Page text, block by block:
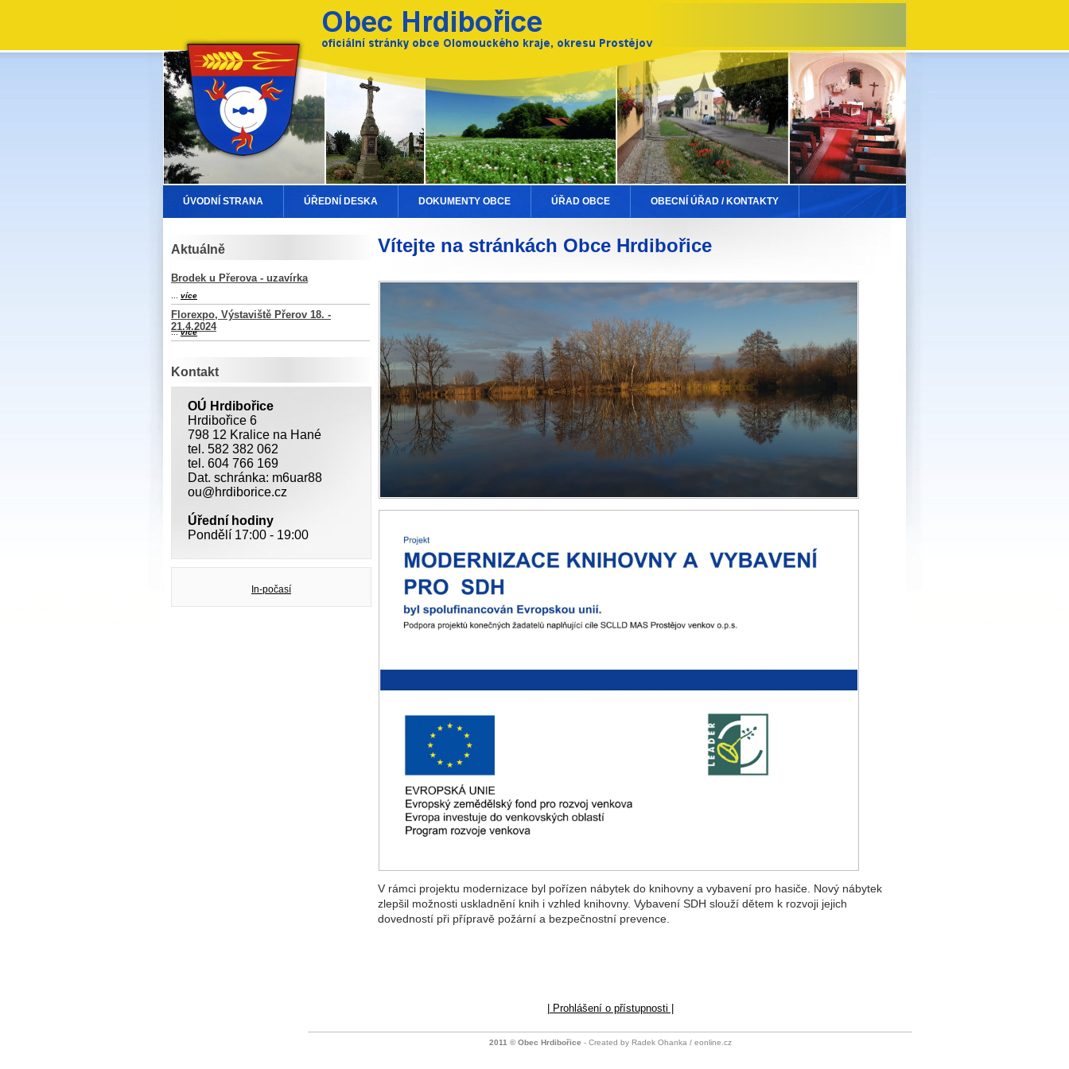
ÚVODNÍ STRANA ÚŘEDNÍ DESKA DOKUMENTY OBCE ÚŘAD OBCE OBECNÍ ÚŘAD / KONTAKTY
Aktuálně
Brodek u Přerova - uzavírka
více
Florexpo, Výstaviště Přerov 18. -
21.4.2024
...více
Kontakt
OÚ Hrdibořice
Hrdibořice 6
798 12 Kralice na Hané
tel. 582 382 062
tel. 604 766 169
Dat. schránka: m6uar88
ou@hrdiborice.cz
Úřední hodiny
Pondělí 17:00 - 19:00
In-počasí
Vítejte na stránkách Obce Hrdibořice
V rámci projektu modernizace byl pořízen nábytek do knihovny a vybavení pro hasiče. Nový nábytek
zlepšil možnosti uskladnění knih i vzhled knihovny. Vybavení SDH slouží dětem k rozvoji jejich
dovedností při přípravě požární a bezpečnostní prevence.
| Prohlášení o přístupnosti |
2011 © Obec Hrdibořice - Created by Radek Ohanka / eonline.cz